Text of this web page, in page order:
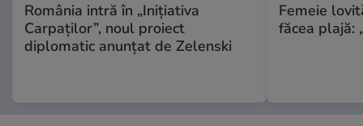
România intră în „Inițiativa
Carpaților”, noul proiect
diplomatic anunțat de Zelenski
Femeie
făcea plajă: